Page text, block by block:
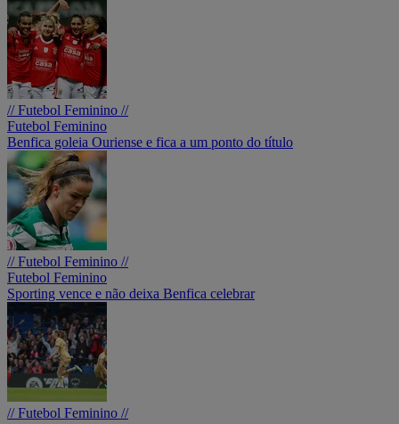
// Futebol Feminino //
Futebol Feminino
Benfica goleia Ouriense e fica a um ponto do título
// Futebol Feminino //
Futebol Feminino
Sporting vence e não deixa Benfica celebrar
// Futebol Feminino //